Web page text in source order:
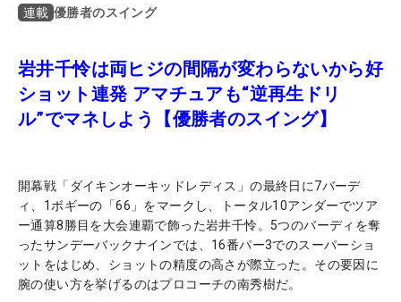
連載 優勝者のスイング
岩井千怜は両ヒジの間隔が変わらないから好
ショット連発 アマチュアも“逆再生ドリ
ル”でマネしよう【優勝者のスイング】
開幕戦「ダイキンオーキッドレディス」の最終日に7バーデ
ィ、1ボギーの「66」をマークし、トータル10アンダーでツア
ー通算8勝目を大会連覇で飾った岩井千怜。5つのバーディを奪
ったサンデーバックナインでは、16番パー3でのスーパーショ
ットをはじめ、ショットの精度の高さが際立った。その要因に
腕の使い方を挙げるのはプロコーチの南秀樹だ。